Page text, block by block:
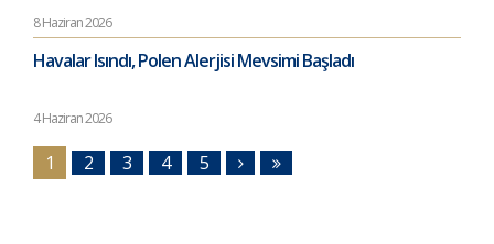
8 Haziran 2026
Havalar Isındı, Polen Alerjisi Mevsimi Başladı
4 Haziran 2026
1 2 3 4 5